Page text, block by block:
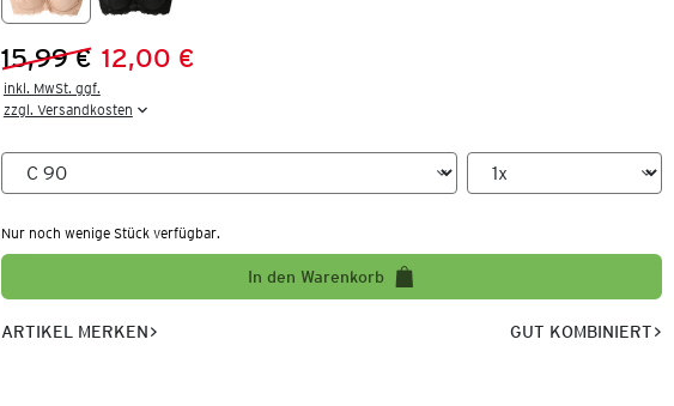
Vorheriger Preis:
15,99 €
Neuer Preis:12,00 €
inkl. MwSt. ggf.
zzgl. Versandkosten
Nur noch wenige Stück verfügbar.
In den Warenkorb
ARTIKEL MERKEN GUT KOMBINIERT